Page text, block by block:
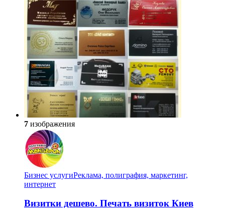
7 изображения
Бизнес услугиРеклама, полиграфия, маркетинг,
интернет
Визитки дешево. Печать визиток Киев